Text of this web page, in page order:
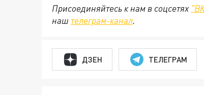
Присоединяйтесь к нам в соцсетях
наш телеграм-канал.
ДЗЕН ТЕЛЕГРАМ